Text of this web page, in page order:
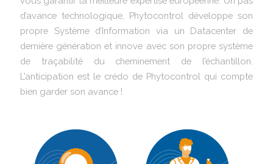
d’avance technologique, Phytocontrol développe son
propre Système d’Information via un Datacenter de
dernière génération et innove avec son propre système
de traçabilité du cheminement de l’échantillon.
L’anticipation est le crédo de Phytocontrol qui compte
bien garder son avance !